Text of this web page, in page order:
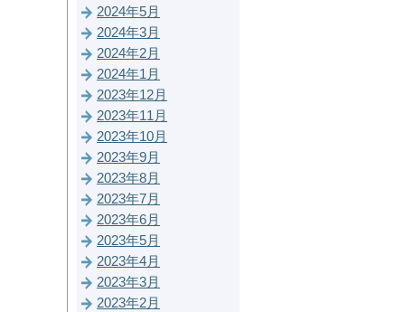
2024年5月
2024年3月
2024年2月
2024年1月
2023年12月
2023年11月
2023年10月
2023年9月
2023年8月
2023年7月
2023年6月
2023年5月
2023年4月
2023年3月
2023年2月